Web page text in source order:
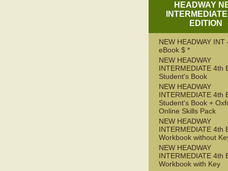
HEADWAY
EDITION
NEW HEADWAY INT
eBook $ *
NEW HEADWAY
INTERMEDIATE 4th
Student's Book
NEW HEADWAY
INTERMEDIATE 4th
Student's Book +
Online Skills Pack
NEW HEADWAY
INTERMEDIATE 4th
Workbook without
NEW HEADWAY
INTERMEDIATE 4th
Workbook with Key